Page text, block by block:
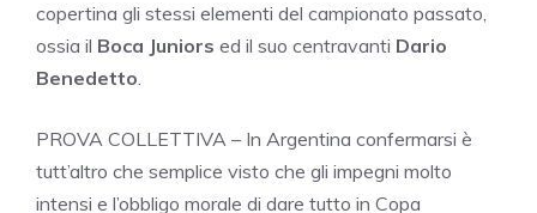
copertina gli stessi elementi del campionato passato,
ossia il Boca Juniors ed il suo centravanti Dario
Benedetto.
PROVA COLLETTIVA – In Argentina confermarsi è
tutt’altro che semplice visto che gli impegni molto
intensi e l’obbligo morale di dare tutto in Copa